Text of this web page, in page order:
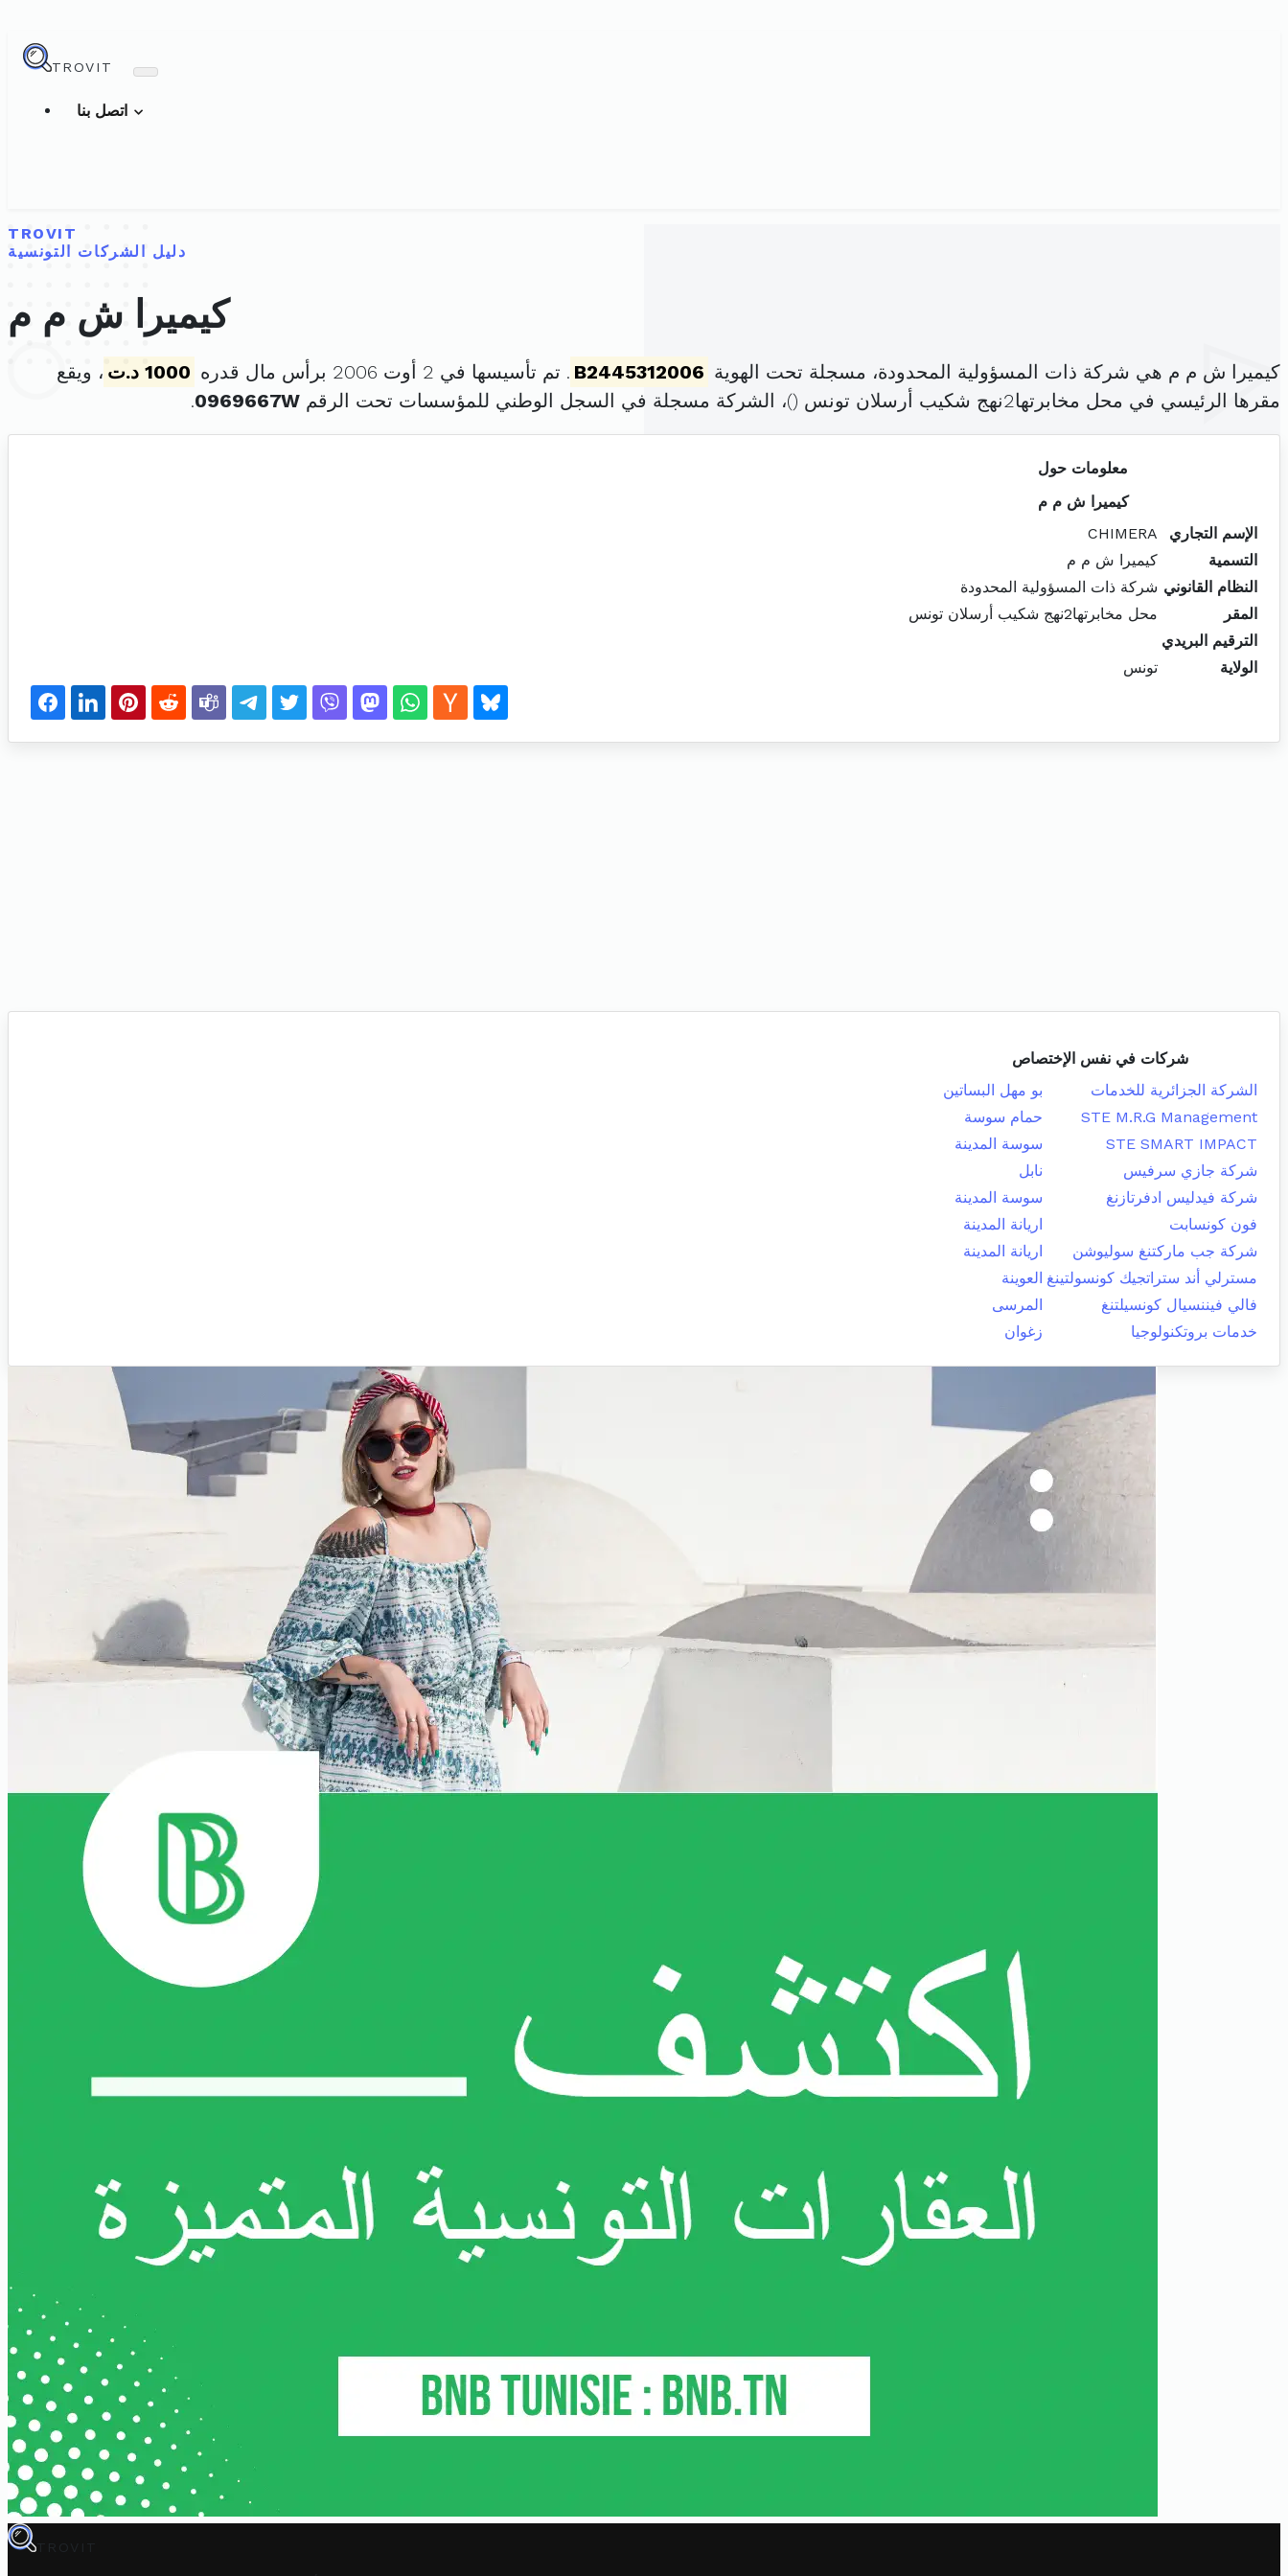
TROVIT
TROVIT
دليل الشركات التونسية
كيميرا ش م م
كيميرا ش م م هي شركة ذات المسؤولية المحدودة، مسجلة تحت الهوية B2445312006 . تم تأسيسها في 2 أوت 2006 برأس مال قدره 1000 د.ت
، ويقع
مقرها الرئيسي في محل مخابرتها2نهج شكيب أرسلان تونس (
)، الشركة مسجلة في السجل الوطني للمؤسسات تحت الرقم 0969667W
.
معلومات حول
كيميرا ش م م
الإسم التجاري
CHIMERA
التسمية
كيميرا ش م م
النظام القانوني شركة ذات المسؤولية المحدودة
المقر
محل مخابرتها2نهج شكيب أرسلان تونس
الترقيم البريدي
الولاية
تونس
شركات في نفس الإختصاص
الشركة الجزائرية للخدمات
بو مهل البساتين
STE M.R.G Management
حمام سوسة
STE SMART IMPACT
سوسة المدينة
شركة جازي سرفيس
نابل
شركة فيدليس ادفرتازنغ
سوسة المدينة
فون كونسابت
اريانة المدينة
شركة جب ماركتنغ سوليوشن
اريانة المدينة
مسترلي أند ستراتجيك كونسولتينغ العوينة
فالي فيننسيال كونسيلتنغ
المرسى
خدمات بروتكنولوجيا
زغوان
TROVIT